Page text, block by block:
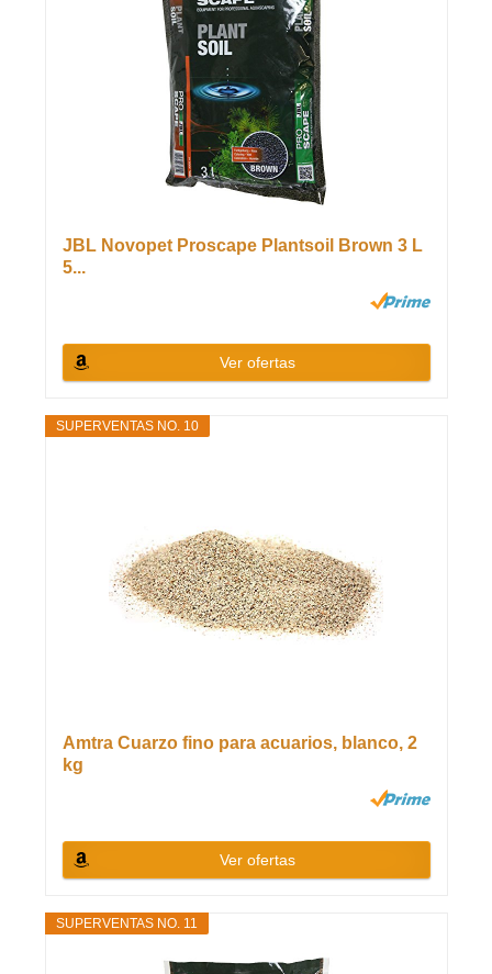
JBL Novopet Proscape Plantsoil Brown 3 L
5...
Ver ofertas
SUPERVENTAS NO. 10
Amtra Cuarzo fino para acuarios, blanco, 2
kg
Ver ofertas
SUPERVENTAS NO. 11